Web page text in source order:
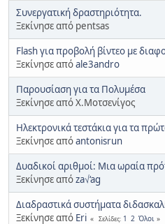
Συνεργατική δραστηριότητα.
Ξεκίνησε από pentsas
Flash για προβολή βίντεο με
Ξεκίνησε απόale3andro
Παρουσίαση για τα Πολυμέσα
Ξεκίνησε από Χ.Μοτσενίγος
Ηλεκτρονικά τεστάκια για τα
Ξεκίνησε απόantonisrun
Δυαδικοί αριθμοί: Μια ωραία
Ξεκίνησε απόza√‘ag
Διαδραστικά συστήματα
Ξεκίνησε από Eri Σελίδες 1 2 Όλοι